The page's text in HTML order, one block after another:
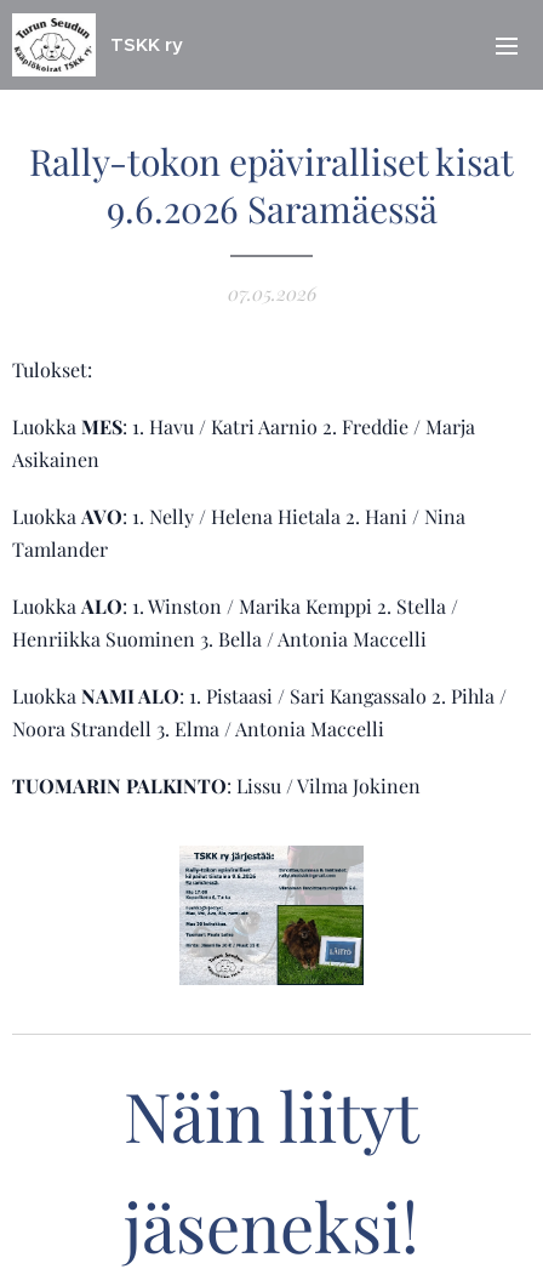
TSKK ry
Rally-tokon epäviralliset kisat
9.6.2026 Saramäessä
07.05.2026
Tulokset:
Luokka MES: 1. Havu / Katri Aarnio 2. Freddie / Marja
Asikainen
Luokka AVO: 1. Nelly / Helena Hietala 2. Hani / Nina
Tamlander
Luokka ALO: 1. Winston / Marika Kemppi 2. Stella /
Henriikka Suominen 3. Bella / Antonia Maccelli
Luokka NAMI ALO: 1. Pistaasi / Sari Kangassalo 2. Pihla /
Noora Strandell 3. Elma / Antonia Maccelli
TUOMARIN PALKINTO: Lissu / Vilma Jokinen
Näin liityt
jäseneksi!